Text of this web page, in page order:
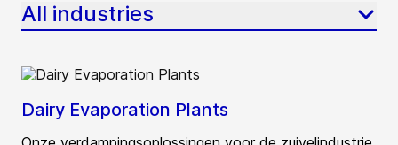
All industries
Dairy Evaporation Plants